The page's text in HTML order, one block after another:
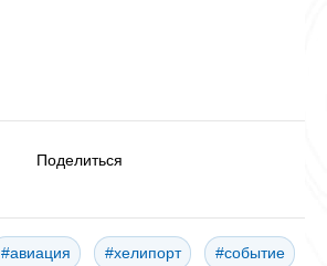
Поделиться
#авиация #хелипорт #событие